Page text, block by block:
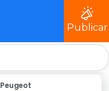
Publicar
Peugeot